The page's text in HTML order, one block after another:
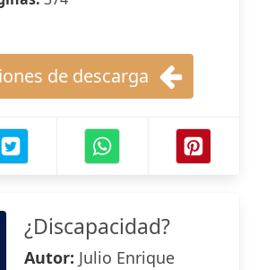
de descarga
¿Discapacidad?
Autor: Julio Enrique